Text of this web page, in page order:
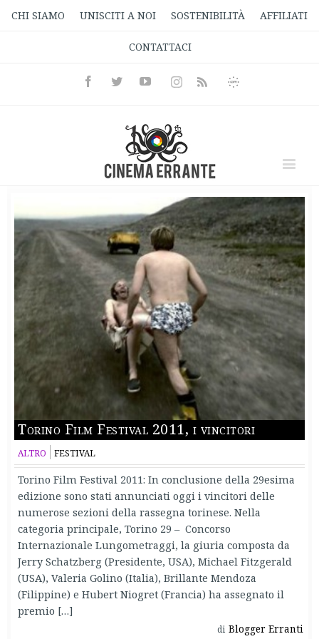
CHI SIAMO UNISCITI A NOI SOSTENIBILITÀ AFFILIATI
CONTATTACI
FacebookTwitterYoutubeInstagramRss
Informativa
Torino Film Festival 2011, i vincitori
ALTRO FESTIVAL
Torino Film Festival 2011: In conclusione della 29esima
edizione sono stati annunciati oggi i vincitori delle
numerose sezioni della rassegna torinese. Nella
categoria principale, Torino 29 – Concorso
Internazionale Lungometraggi, la giuria composta da
Jerry Schatzberg (Presidente, USA), Michael Fitzgerald
(USA), Valeria Golino (Italia), Brillante Mendoza
(Filippine) e Hubert Niogret (Francia) ha assegnato il
premio […]
di Blogger Erranti